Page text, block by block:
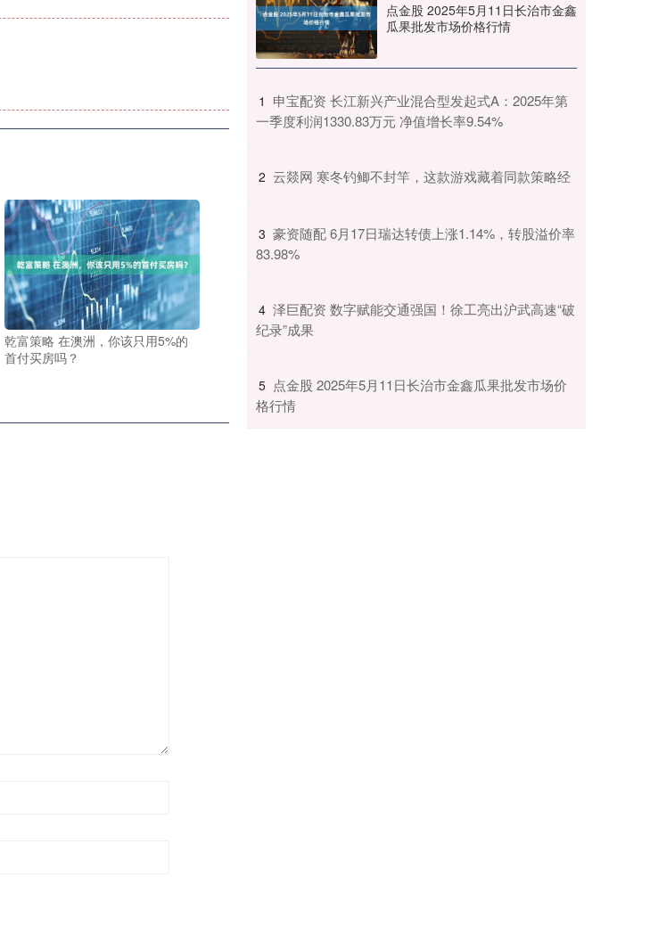
乾富策略 在澳洲，你该只用5%的
首付买房吗？
点金股 2025年5月11日长治市金鑫
瓜果批发市场价格行情
1 ​申宝配资 长江新兴产业混合型发起式A：2025年第
一季度利润1330.83万元 净值增长率9.54%
2 ​云燚网 寒冬钓鲫不封竿，这款游戏藏着同款策略经
3 ​豪资随配 6月17日瑞达转债上涨1.14%，转股溢价率
83.98%
4 ​泽巨配资 数字赋能交通强国！徐工亮出沪武高速“破
纪录”成果
5 ​点金股 2025年5月11日长治市金鑫瓜果批发市场价
格行情